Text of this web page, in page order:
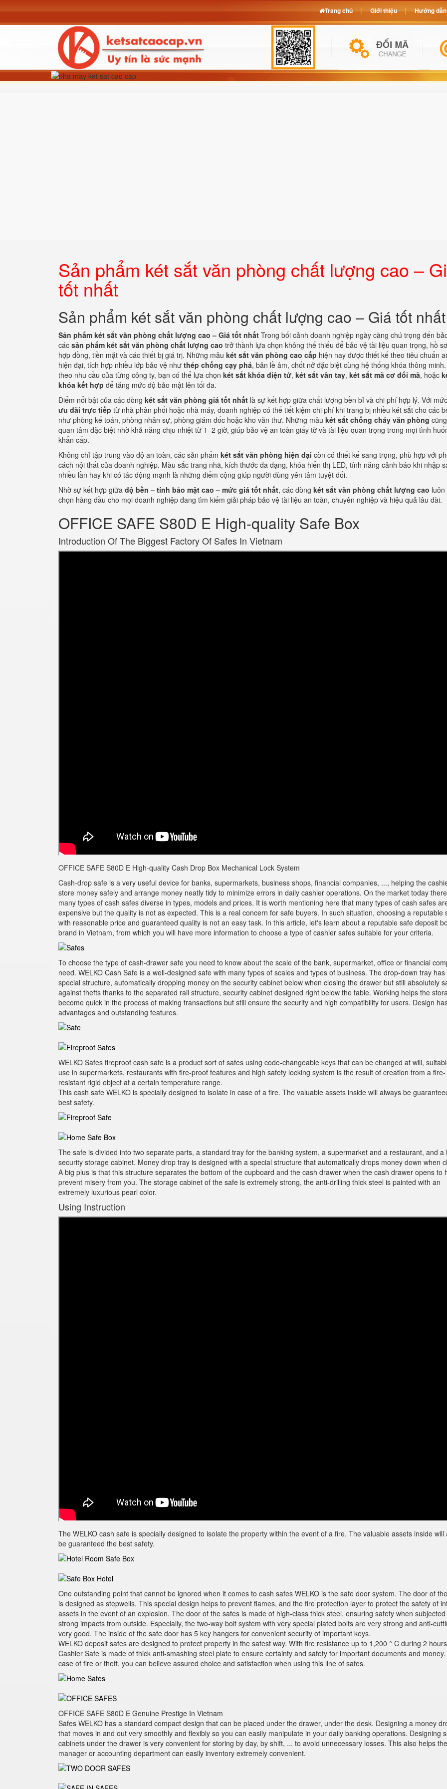
Sản phẩm két sắt văn phòng chất lượng cao –
tốt nhất
Sản phẩm két sắt văn phòng chất lượng cao – Giá tốt nhất
Sản phẩm két sắt văn phòng chất lượng cao – Giá tốt nhất Trong bối cảnh doanh nghiệp ngày càng chú trọng đến
các sản phẩm két sắt văn phòng chất lượng cao trở thành lựa chọn không thể thiếu để bảo vệ tài liệu quan trọng, hồ
hợp đồng, tiền mặt và các thiết bị giá trị. Những mẫu két sắt văn phòng cao cấp hiện nay được thiết kế theo tiêu chuẩn
hiện đại, tích hợp nhiều lớp bảo vệ như thép chống cạy phá, bản lề âm, chốt nở đặc biệt cùng hệ thống khóa thông
theo nhu cầu của từng công ty, bạn có thể lựa chọn két sắt khóa điện tử, két sắt vân tay, két sắt mã cơ đổi mã, hoặc
khóa kết hợp để tăng mức độ bảo mật lên tối đa.
Điểm nổi bật của các dòng két sắt văn phòng giá tốt nhất là sự kết hợp giữa chất lượng bền bỉ và chi phí hợp lý. Với mức
ưu đãi trực tiếp từ nhà phân phối hoặc nhà máy, doanh nghiệp có thể tiết kiệm chi phí khi trang bị nhiều két sắt cho các
như phòng kế toán, phòng nhân sự, phòng giám đốc hoặc kho văn thư. Những mẫu két sắt chống cháy văn phòng
quan tâm đặc biệt nhờ khả năng chịu nhiệt từ 1–2 giờ, giúp bảo vệ an toàn giấy tờ và tài liệu quan trọng trong mọi tình
khẩn cấp.
Không chỉ tập trung vào độ an toàn, các sản phẩm két sắt văn phòng hiện đại còn có thiết kế sang trọng, phù hợp với
cách nội thất của doanh nghiệp. Màu sắc trang nhã, kích thước đa dạng, khóa hiển thị LED, tính năng cảnh báo khi nhập
nhiều lần hay khi có tác động mạnh là những điểm cộng giúp người dùng yên tâm tuyệt đối.
Nhờ sự kết hợp giữa độ bền – tính bảo mật cao – mức giá tốt nhất, các dòng két sắt văn phòng chất lượng cao
chọn hàng đầu cho mọi doanh nghiệp đang tìm kiếm giải pháp bảo vệ tài liệu an toàn, chuyên nghiệp và hiệu quả lâu dài.
OFFICE SAFE S80D E High-quality Safe Box
Introduction Of The Biggest Factory Of Safes In Vietnam
OFFICE SAFE S80D E High-quality Cash Drop Box Mechanical Lock System
Cash-drop safe is a very useful device for banks, supermarkets, business shops, financial companies, ..., helping the
store money safely and arrange money neatly tidy to minimize errors in daily cashier operations. On the market today
many types of cash safes diverse in types, models and prices. It is worth mentioning here that many types of cash safes
expensive but the quality is not as expected. This is a real concern for safe buyers. In such situation, choosing a reputable
with reasonable price and guaranteed quality is not an easy task. In this article, let's learn about a reputable safe deposit
brand in Vietnam, from which you will have more information to choose a type of cashier safes suitable for your criteria.
To choose the type of cash-drawer safe you need to know about the scale of the bank, supermarket, office or financial
need. WELKO Cash Safe is a well-designed safe with many types of scales and types of business. The drop-down tray
special structure, automatically dropping money on the security cabinet below when closing the drawer but still absolutely
against thefts thanks to the separated rail structure, security cabinet designed right below the table. Working helps the
become quick in the process of making transactions but still ensure the security and high compatibility for users. Design
advantages and outstanding features.
WELKO Safes fireproof cash safe is a product sort of safes using code-changeable keys that can be changed at will,
use in supermarkets, restaurants with fire-proof features and high safety locking system is the result of creation from a fire-
resistant rigid object at a certain temperature range.
This cash safe WELKO is specially designed to isolate in case of a fire. The valuable assets inside will always be
best safety.
The safe is divided into two separate parts, a standard tray for the banking system, a supermarket and a restaurant, and a
security storage cabinet. Money drop tray is designed with a special structure that automatically drops money down when
A big plus is that this structure separates the bottom of the cupboard and the cash drawer when the cash drawer opens to
prevent misery from you. The storage cabinet of the safe is extremely strong, the anti-drilling thick steel is painted with an
extremely luxurious pearl color.
Using Instruction
The WELKO cash safe is specially designed to isolate the property within the event of a fire. The valuable assets inside will
be guaranteed the best safety.
One outstanding point that cannot be ignored when it comes to cash safes WELKO is the safe door system. The door of
is designed as stepwells. This special design helps to prevent flames, and the fire protection layer to protect the safety of
assets in the event of an explosion. The door of the safes is made of high-class thick steel, ensuring safety when subjected
strong impacts from outside. Especially, the two-way bolt system with very special plated bolts are very strong and anti-
very good. The inside of the safe door has 5 key hangers for convenient security of important keys.
WELKO deposit safes are designed to protect property in the safest way. With fire resistance up to 1,200 ° C during 2
Cashier Safe is made of thick anti-smashing steel plate to ensure certainty and safety for important documents and money.
case of fire or theft, you can believe assured choice and satisfaction when using this line of safes.
OFFICE SAFE S80D E Genuine Prestige In Vietnam
Safes WELKO has a standard compact design that can be placed under the drawer, under the desk. Designing a money
that moves in and out very smoothly and flexibly so you can easily manipulate in your daily banking operations. Designing
cabinets under the drawer is very convenient for storing by day, by shift, ... to avoid unnecessary losses. This also helps the
manager or accounting department can easily inventory extremely convenient.
Trang chủ Giới thiệu Hướng